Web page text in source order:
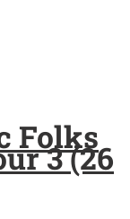
Folks
3 (26